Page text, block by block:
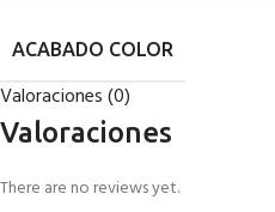
ACABADO COLOR
Valoraciones (0)
Valoraciones
There are no reviews yet.